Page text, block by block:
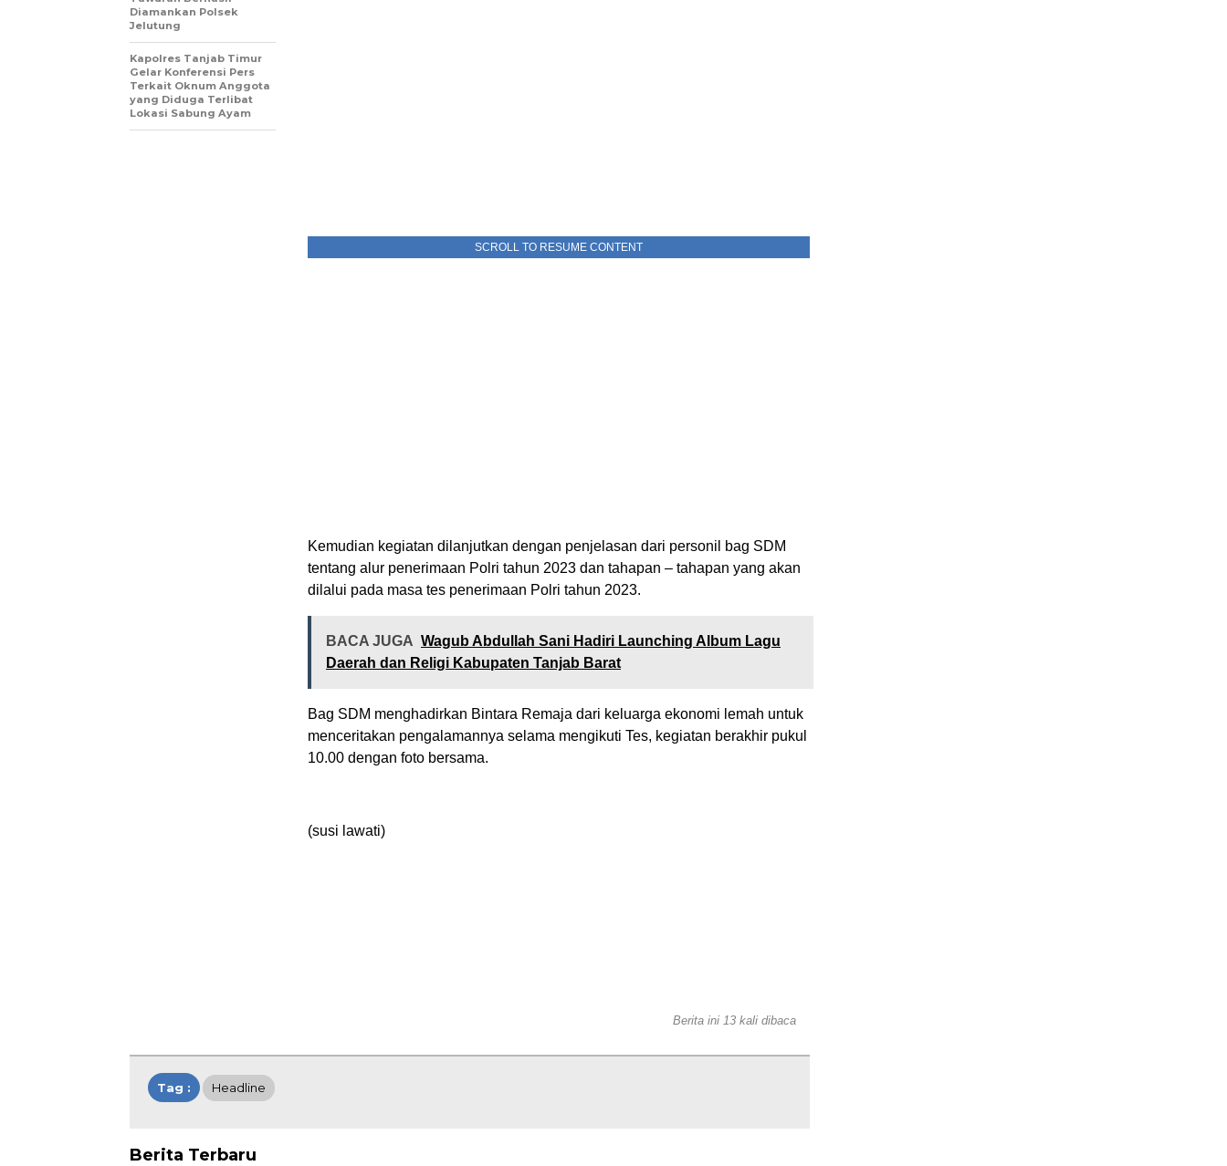
SCROLL TO RESUME CONTENT
Kemudian kegiatan dilanjutkan dengan penjelasan dari personil bag SDM
tentang alur penerimaan Polri tahun 2023 dan tahapan – tahapan yang akan
dilalui pada masa tes penerimaan Polri tahun 2023.
BACA JUGA Wagub Abdullah Sani Hadiri Launching Album Lagu
Daerah dan Religi Kabupaten Tanjab Barat
Bag SDM menghadirkan Bintara Remaja dari keluarga ekonomi lemah untuk
menceritakan pengalamannya selama mengikuti Tes, kegiatan berakhir pukul
10.00 dengan foto bersama.
(susi lawati)
Diamankan Polsek
Jelutung
Kapolres Tanjab Timur
Gelar Konferensi Pers
Terkait Oknum Anggota
yang Diduga Terlibat
Lokasi Sabung Ayam
Berita ini 13 kali dibaca
Tag : Headline
Berita Terbaru